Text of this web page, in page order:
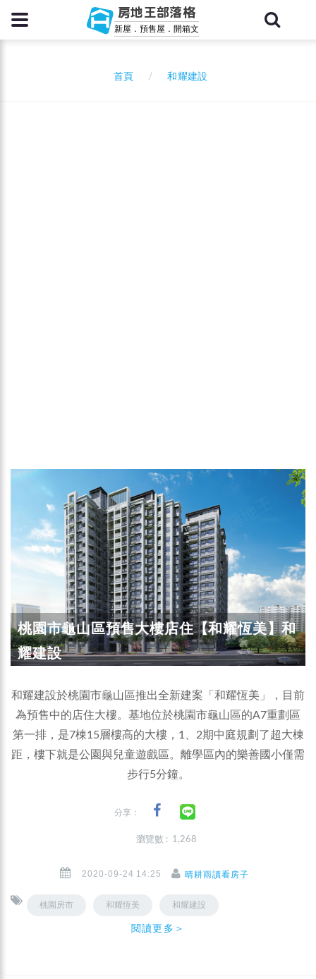
房地王部落格
新屋．預售屋．開箱文
首頁 和耀建設
桃園市龜山區預售大樓店住【和耀恆美】和
耀建設
和耀建設於桃園市龜山區推出全新建案「和耀恆美」，目前
為預售中的店住大樓。基地位於桃園市龜山區的A7重劃區
第一排，是7棟15層樓高的大樓，1、2期中庭規劃了超大棟
距，樓下就是公園與兒童遊戲區。離學區內的樂善國小僅需
步行5分鐘。
分享：
瀏覽數 : 1,268
2020-09-24 14:25 晴耕雨讀看房子
桃園房市 和耀恆美 和耀建設
閱讀更多＞